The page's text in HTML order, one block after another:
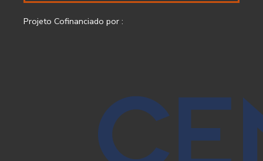
Projeto Cofinanciado por :